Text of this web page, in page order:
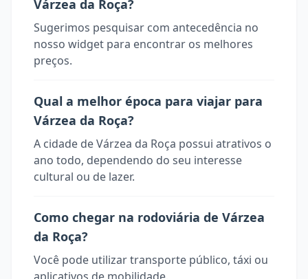
Várzea da Roça?
Sugerimos pesquisar com antecedência no
nosso widget para encontrar os melhores
preços.
Qual a melhor época para viajar para
Várzea da Roça?
A cidade de Várzea da Roça possui atrativos o
ano todo, dependendo do seu interesse
cultural ou de lazer.
Como chegar na rodoviária de Várzea
da Roça?
Você pode utilizar transporte público, táxi ou